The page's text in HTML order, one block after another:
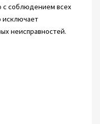
с соблюдением всех
исключает
неисправностей.